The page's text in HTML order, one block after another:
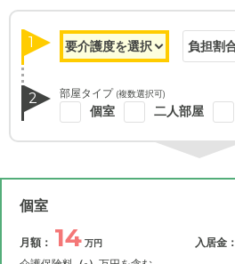
1
2 部屋タイプ (複数選択可)
個室 二人部屋
個室
月額： 14 万円 入居金：